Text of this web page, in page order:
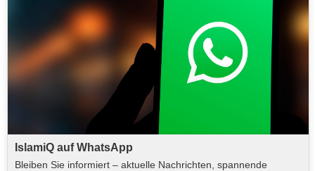
IslamiQ auf WhatsApp
Bleiben Sie informiert – aktuelle Nachrichten, spannende